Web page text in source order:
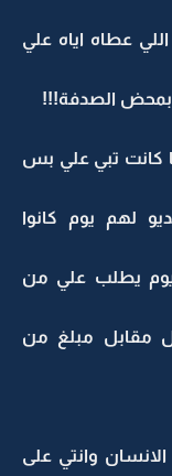
عطاه اياه علي
بمحض الصدفة!!!
كانت تبي علي بس
لهم يوم كانوا
يطلب علي من
مقابل مبلغ من
وانتي على